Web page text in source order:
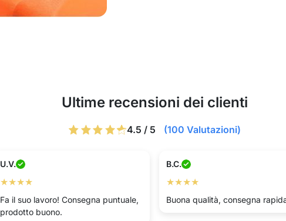
Ultime recensioni dei clienti
4.5 / 5 (100 Valutazioni)
U.V.
★★★★
Fa il suo lavoro! Consegna puntuale,
prodotto buono.
B.C.
★★★★
Buona qualità, consegna